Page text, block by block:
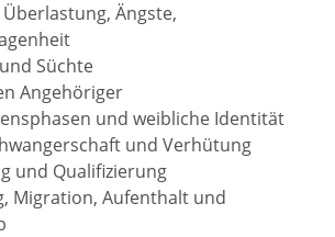
Ängste,
Süchte
Angehöriger
und weibliche Identität
und Verhütung
und Qualifizierung
Migration, Aufenthalt und